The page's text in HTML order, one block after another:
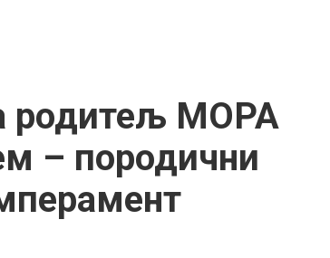
родитељ МОРА
– породични